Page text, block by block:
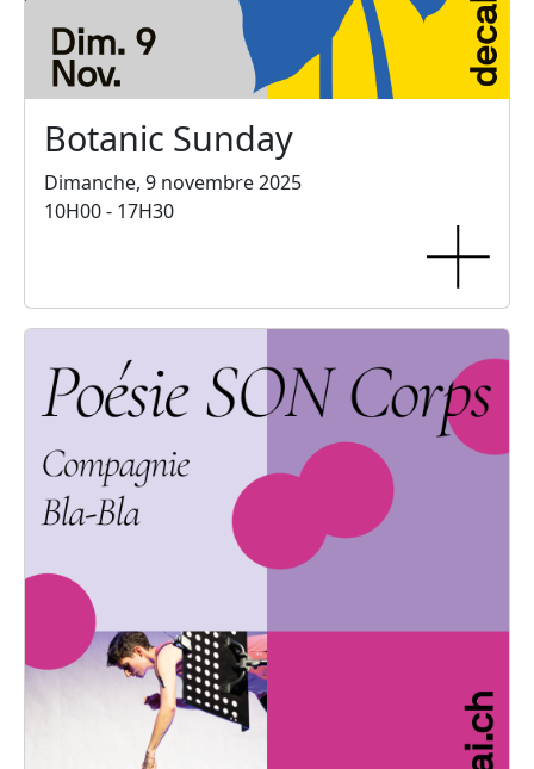
Botanic Sunday
Dimanche, 9 novembre 2025
10H00 - 17H30